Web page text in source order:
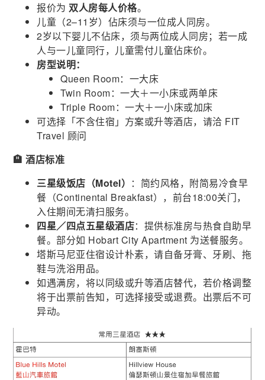
报价为 双人房每人价格。
儿童（2–11岁）佔床须与一位成人同房。
2岁以下婴儿不佔床，须与两位成人同房；若一成
人与一儿童同行，儿童需付儿童佔床价。
房型说明：
Queen Room：一大床
Twin Room：一大＋一小床或两单床
Triple Room：一大＋一小床或加床
可选择「不含住宿」方案或升等酒店，请洽 FIT
Travel 顾问
🏨 酒店标准
三星级饭店（Motel） ：简约风格，附简易冷食早
餐（Continental Breakfast），前台18:00关门，
入住期间无清扫服务。
四星／四点五星级酒店：提供标准房与热食自助早
餐。部分如 Hobart City Apartment 为送餐服务。
塔斯马尼亚住宿设计朴素，请自备牙膏、牙刷、拖
鞋与洗浴用品。
如遇满房，将以同级或升等酒店替代，若价格调整
将于出票前告知，可选择接受或退费。出票后不可
异动。